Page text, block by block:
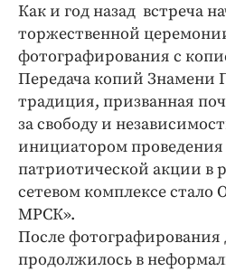
Работодатель года
Как и год назад встреча
торжественной
фотографирования с
Передача копий Знамени
традиция, призванная
за свободу и
инициатором проведения
патриотической акции в
сетевом комплексе стало
МРСК».
После
продолжилось в